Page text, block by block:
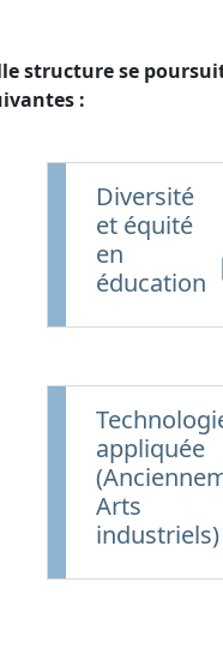
structure se
:
Diversité
et équité
en
éducation
appliquée
Arts
industriels)